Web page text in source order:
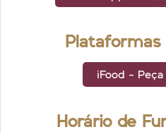
iFood -
Horário de